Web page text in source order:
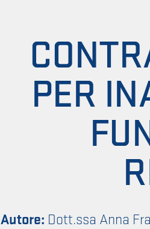
PER
Autore: Dott.ssa Anna